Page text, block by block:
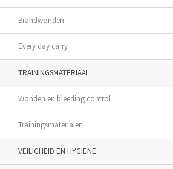
Brandwonden
Every day carry
TRAININGSMATERIAAL
Wonden en bleeding control
Trainingsmaterialen
VEILIGHEID EN HYGIENE